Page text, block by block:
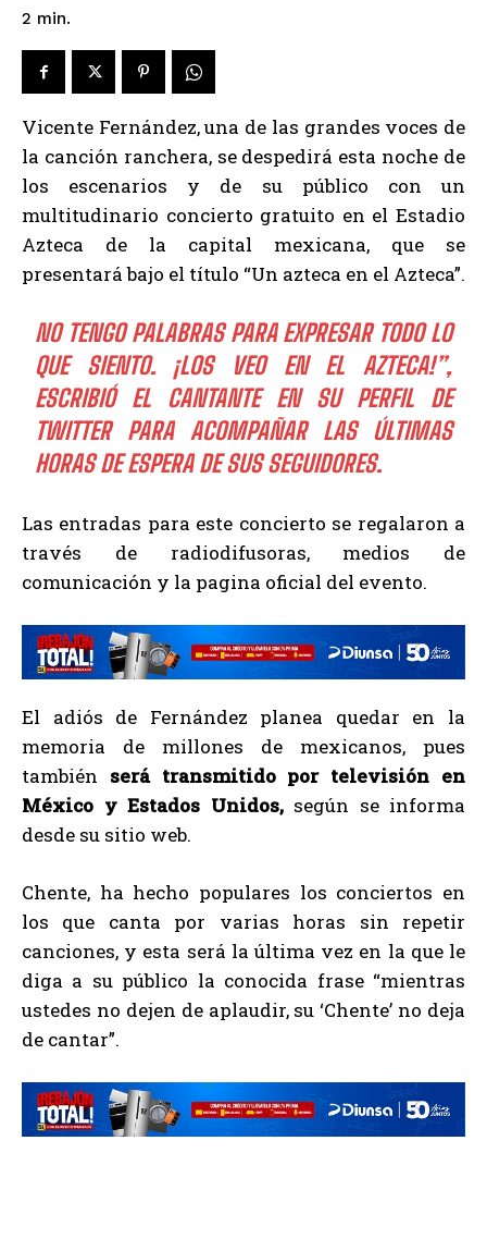
2 min.
Vicente Fernández, una de las grandes voces de
la canción ranchera, se despedirá esta noche de
los escenarios y de su público con un
multitudinario concierto gratuito en el Estadio
Azteca de la capital mexicana, que se
presentará bajo el título “Un azteca en el Azteca”.
NO TENGO PALABRAS PARA EXPRESAR TODO LO
QUE SIENTO. ¡LOS VEO EN EL AZTECA!”,
ESCRIBIÓ EL CANTANTE EN SU PERFIL DE
TWITTER PARA ACOMPAÑAR LAS ÚLTIMAS
HORAS DE ESPERA DE SUS SEGUIDORES.
Las entradas para este concierto se regalaron a
través de radiodifusoras, medios de
comunicación y la pagina oficial del evento.
El adiós de Fernández planea quedar en la
memoria de millones de mexicanos, pues
también será transmitido por televisión en
México y Estados Unidos, según se informa
desde su sitio web.
Chente, ha hecho populares los conciertos en
los que canta por varias horas sin repetir
canciones, y esta será la última vez en la que le
diga a su público la conocida frase“mientras
ustedes no dejen de aplaudir, su ‘Chente’ no deja
de cantar”.